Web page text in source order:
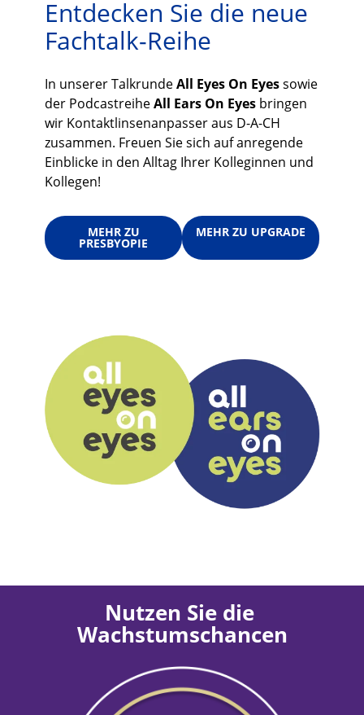
Entdecken Sie die neue
Fachtalk-Reihe
In unserer TalkrundeAll Eyes On Eyessowie
der PodcastreiheAll Ears On Eyes bringen
wir Kontaktlinsenanpasser aus D-A-CH
zusammen. Freuen Sie sich auf anregende
Einblicke in den Alltag Ihrer Kolleginnen und
Kollegen!
MEHR ZU
PRESBYOPIE
MEHR ZU UPGRADE
Nutzen Sie die
Wachstumschancen